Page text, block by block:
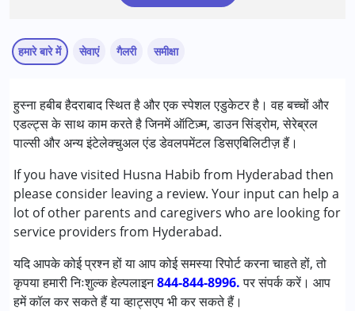
हमारे बारे में
हुस्ना हबीब हैदराबाद स्थित है और एक स्पेशल एडुकेटर है। वह बच्चों और
एडल्ट्स के साथ काम करते है जिनमें ऑटिज़्म, डाउन सिंड्रोम, सेरेब्रल
पाल्सी और अन्य इंटेलेक्चुअल एंड डेवलपमेंटल डिसएबिलिटीज़ हैं।
If you have visited Husna Habib from Hyderabad then
please consider leaving a review. Your input can help a
lot of other parents and caregivers who are looking for
service providers from Hyderabad.
यदि आपके कोई प्रश्न हों या आप कोई समस्या रिपोर्ट करना चाहते हों, तो
कृपया हमारी निःशुल्क हेल्पलाइन844-844-8996.पर संपर्क करें। आप
हमें कॉल कर सकते हैं या व्हाट्सएप भी कर सकते हैं।
सेवाएं
परामर्श
काउंसिलिंग
स्पेशल एजुकेशन
निम्नलिखित विकलांगता संबंधित सेवाएं उपलब्ध :
अटेंशन डेफिसिट (हाइपरएक्टिविटी) डिसऑर्डर (एडीडी/एडीएचडी)
ऑटिज्म स्पेक्ट्रम डिसऑर्डर (ए एस डी )
लर्निंग डिसेबिलिटीज़ (एलडी)
सेंसरी प्रोसेसिंग डिसऑर्डर (SPD)
अंडायग्नोज्ड
गैलरी समीक्षा